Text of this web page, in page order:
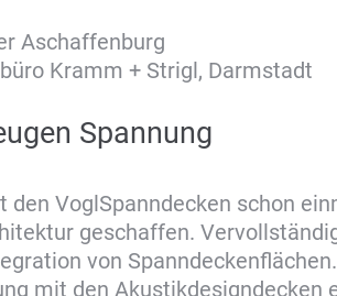
Aschaffenburg
Kramm + Strigl, Darmstadt
Spannung
VoglSpanndecken schon
geschaffen.
von
mit den Akustikdesigndecken